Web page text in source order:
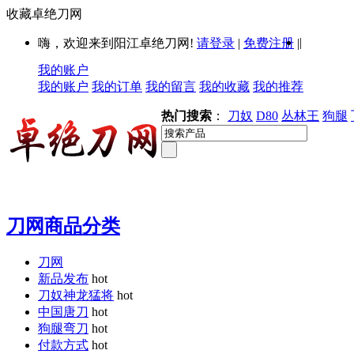
收藏卓绝刀网
嗨，欢迎来到阳江卓绝刀网! 请登录 | 免费注册 ||
我的账户
我的账户 我的订单 我的留言 我的收藏 我的推荐
热门搜索 ： 刀奴 D80 丛林王 狗腿
刀网商品分类
刀网
新品发布 hot
刀奴神龙猛将 hot
中国唐刀 hot
狗腿弯刀 hot
付款方式 hot